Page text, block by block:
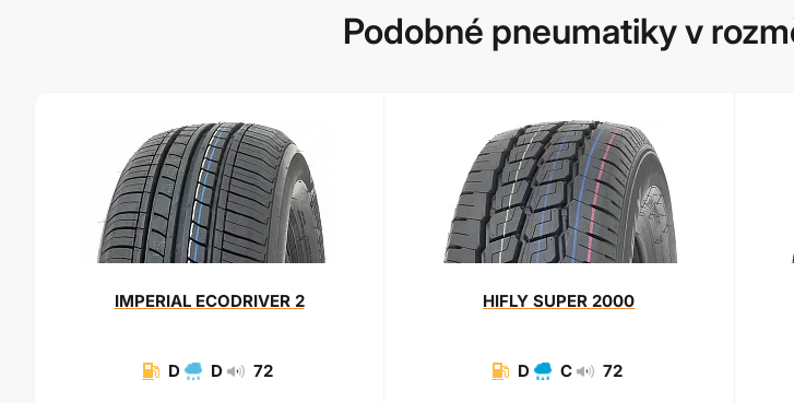
Podobné pneumatiky v
IMPERIALECODRIVER 2
D D 72
HIFLY SUPER 2000
D C 72